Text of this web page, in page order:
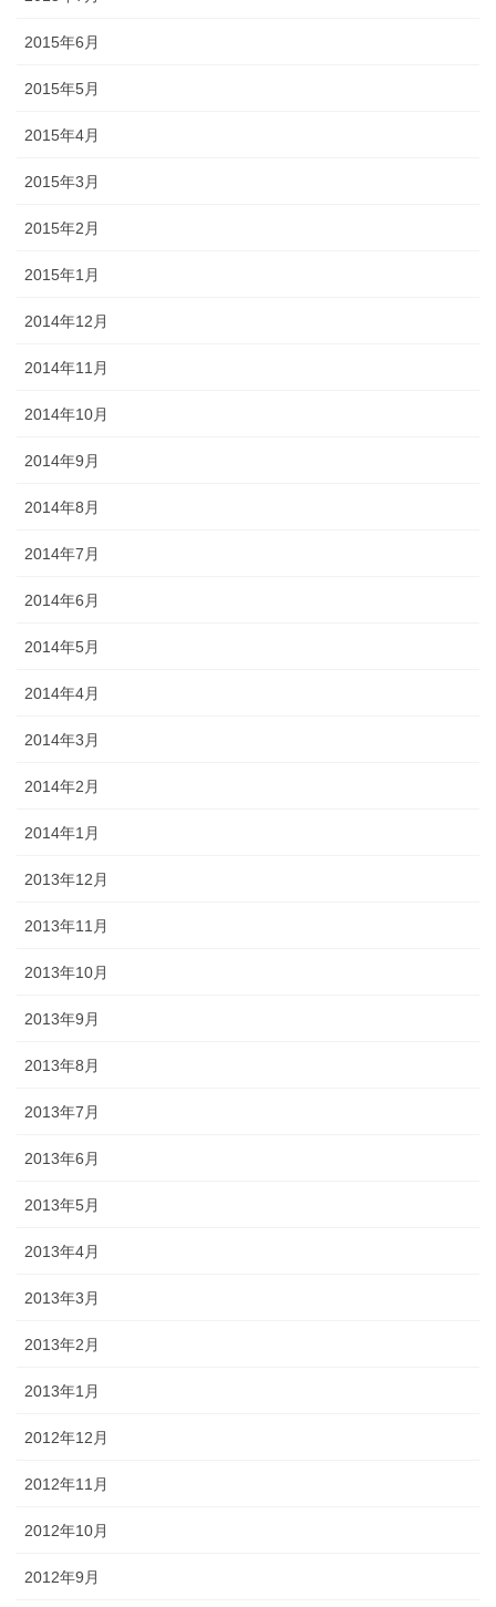
2015年6月
2015年5月
2015年4月
2015年3月
2015年2月
2015年1月
2014年12月
2014年11月
2014年10月
2014年9月
2014年8月
2014年7月
2014年6月
2014年5月
2014年4月
2014年3月
2014年2月
2014年1月
2013年12月
2013年11月
2013年10月
2013年9月
2013年8月
2013年7月
2013年6月
2013年5月
2013年4月
2013年3月
2013年2月
2013年1月
2012年12月
2012年11月
2012年10月
2012年9月